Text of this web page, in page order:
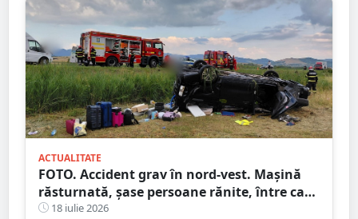
ACTUALITATE
FOTO. Accident grav în nord-vest. Mașină
răsturnată, șase persoane rănite, între care
doi copii
18 iulie 2026